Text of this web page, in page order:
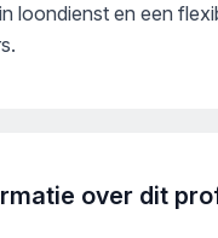
loondienst en een
over dit